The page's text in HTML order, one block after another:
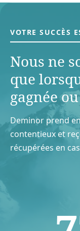
VOTRE SUCCÈS
Nous ne
que
gagnée
Deminor prend
contentieux et
récupérées en